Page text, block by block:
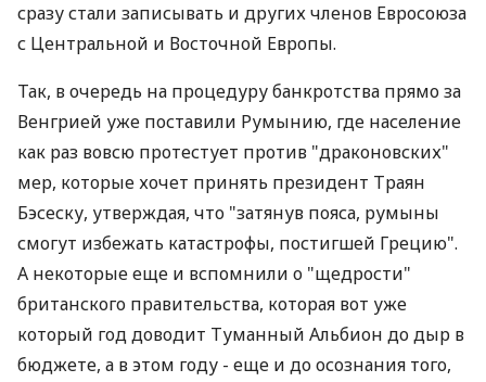
сразу стали записывать и других членов Евросоюза
с Центральной и Восточной Европы.
Так, в очередь на процедуру банкротства прямо за
Венгрией уже поставили Румынию, где население
как раз вовсю протестует против "драконовских"
мер, которые хочет принять президент Траян
Бэсеску, утверждая, что "затянув пояса, румыны
смогут избежать катастрофы, постигшей Грецию".
А некоторые еще и вспомнили о "щедрости"
британского правительства, которая вот уже
который год доводит Туманный Альбион до дыр в
бюджете, а в этом году - еще и до осознания того,